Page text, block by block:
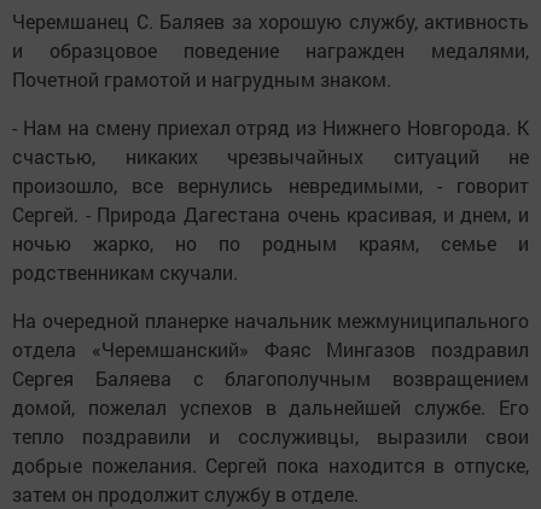
Черемшанец С. Баляев за хорошую службу, активность
и образцовое поведение награжден медалями,
Почетной грамотой и нагрудным знаком.
- Нам на смену приехал отряд из Нижнего Новгорода. К
счастью, никаких чрезвычайных ситуаций не
произошло, все вернулись невредимыми, - говорит
Сергей. - Природа Дагестана очень красивая, и днем, и
ночью жарко, но по родным краям, семье и
родственникам скучали.
На очередной планерке начальник межмуниципального
отдела «Черемшанский» Фаяс Мингазов поздравил
Сергея Баляева с благополучным возвращением
домой, пожелал успехов в дальнейшей службе. Его
тепло поздравили и сослуживцы, выразили свои
добрые пожелания. Сергей пока находится в отпуске,
затем он продолжит службу в отделе.